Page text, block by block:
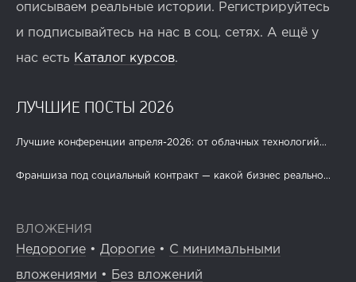
описываем реальные истории. Регистрируйтесь
и подписывайтесь на нас в соц. сетях. А ещё у
нас есть Каталог курсов.
ЛУЧШИЕ ПОСТЫ 2026
Лучшие конференции апреля-2026: от облачных технологий...
Франшиза под социальный контракт — какой бизнес реально...
ВЛОЖЕНИЯ
Недорогие • Дорогие • С минимальными
вложениями • Без вложений